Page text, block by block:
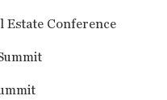
Estate Conference